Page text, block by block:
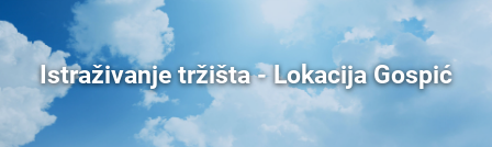
Istraživanje tržišta - Lokacija Gospić